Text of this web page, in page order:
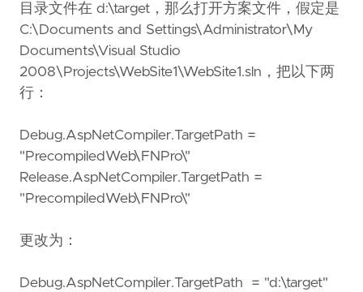
目录文件在 d:\target，那么打开方案文件，假定是
C:\Documents and Settings\Administrator\My
Documents\Visual Studio
2008\Projects\WebSite1\WebSite1.sln，把以下两
行：
Debug.AspNetCompiler.TargetPath =
"PrecompiledWeb\FNPro\"
Release.AspNetCompiler.TargetPath =
"PrecompiledWeb\FNPro\"
更改为：
Debug.AspNetCompiler.TargetPath = "d:\target"